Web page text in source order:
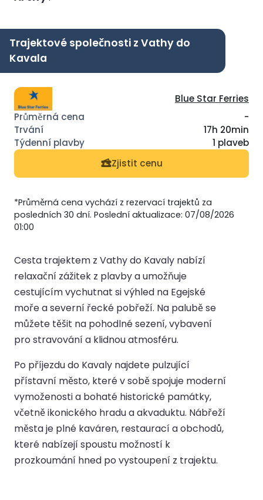
Trajektové společnosti z Vathy do
Kavala
Blue Star Ferries
-
17h 20min
1 plaveb
Zjistit cenu
*Průměrná cena vychází z rezervací trajektů za
posledních 30 dní. Poslední aktualizace: 07/08/2026
01:00
Cesta trajektem z Vathy do Kavaly nabízí
relaxační zážitek z plavby a umožňuje
cestujícím vychutnat si výhled na Egejské
moře a severní řecké pobřeží. Na palubě se
můžete těšit na pohodlné sezení, vybavení
pro stravování a klidnou atmosféru.
Po příjezdu do Kavaly najdete pulzující
přístavní město, které v sobě spojuje moderní
vymoženosti a bohaté historické památky,
včetně ikonického hradu a akvaduktu. Nábřeží
města je plné kaváren, restaurací a obchodů,
které nabízejí spoustu možností k
prozkoumání hned po vystoupení z trajektu.